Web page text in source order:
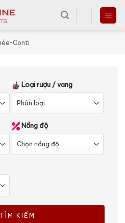
Conti
Loại rượu / vang
Nồng độ
TÌM KIẾM